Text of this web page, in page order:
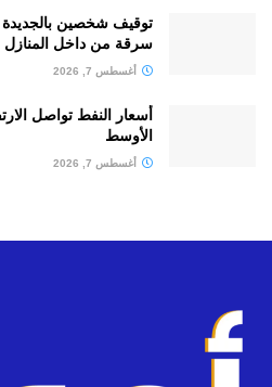
توقيف شخصين بالجديدة
سرقة من داخل المنازل
أغسطس 7, 2026
أسعار النفط تواصل
الأوسط
أغسطس 7, 2026